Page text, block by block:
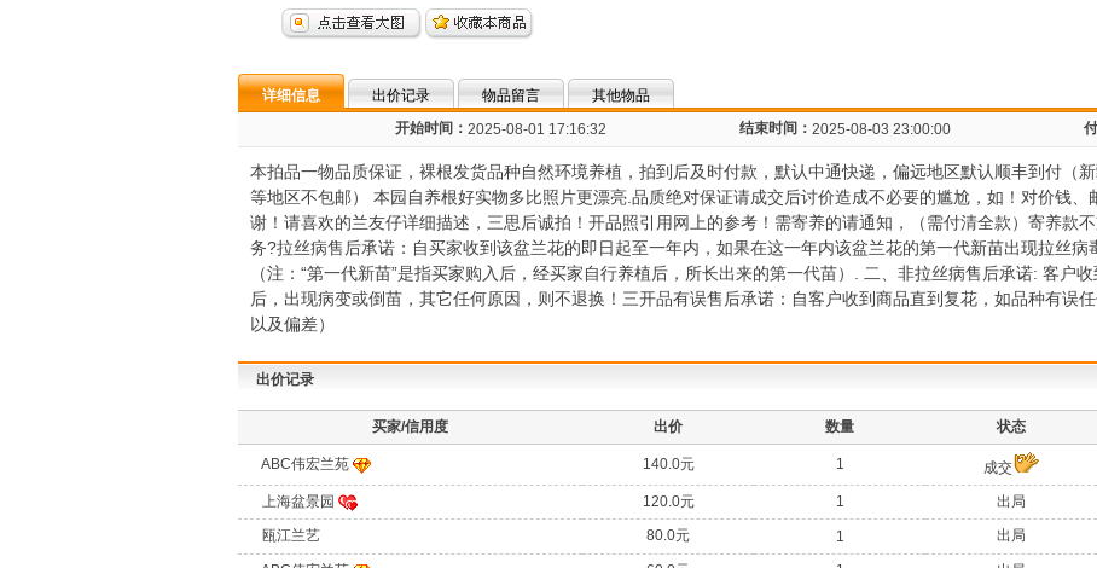
详细信息 出价记录 物品留言
其他物品
开始时间： 2025-08-01 17:16:32 结束时间： 2025-08-03 23:00:00
本拍品一物品质保证，裸根发货品种自然环境养植，拍到后及时付款，默认中通快递，偏远地区默认顺丰到付（
等地区不包邮） 本园自养根好实物多比照片更漂亮.品质绝对保证请成交后讨价造成不必要的尴尬，如！对价钱
谢！请喜欢的兰友仔详细描述，三思后诚拍！开品照引用网上的参考！需寄养的请通知，（需付清全款）寄养款
务?拉丝病售后承诺：自买家收到该盆兰花的即日起至一年内，如果在这一年内该盆兰花的第一代新苗出现拉丝病
（注：“第一代新苗”是指买家购入后，经买家自行养植后，所长出来的第一代苗）. 二、非拉丝病售后承诺: 客户
后，出现病变或倒苗，其它任何原因，则不退换！三开品有误售后承诺：自客户收到商品直到复花，如品种有误
以及偏差）
出价记录
买家/信用度 出价 数量 状态
ABC伟宏兰苑 140.0元 1 成交
上海盆景园 120.0元 1 出局
瓯江兰艺 80.0元 1 出局